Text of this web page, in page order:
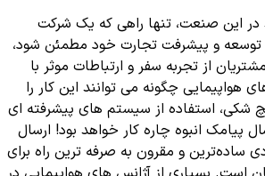
در این صنعت، تنها راهی که یک شرکت
توسعه و پیشرفت تجارت خود مطمئن شود،
از تجربه سفر و ارتباطات موثر با
هواپیمایی چگونه می توانند این کار را
شکی، استفاده از سیستم های پیشرفته ای
پیامک انبوه چاره کار خواهد بود! ارسال
ساده‌ترین و مقرون به صرفه ترین راه برای